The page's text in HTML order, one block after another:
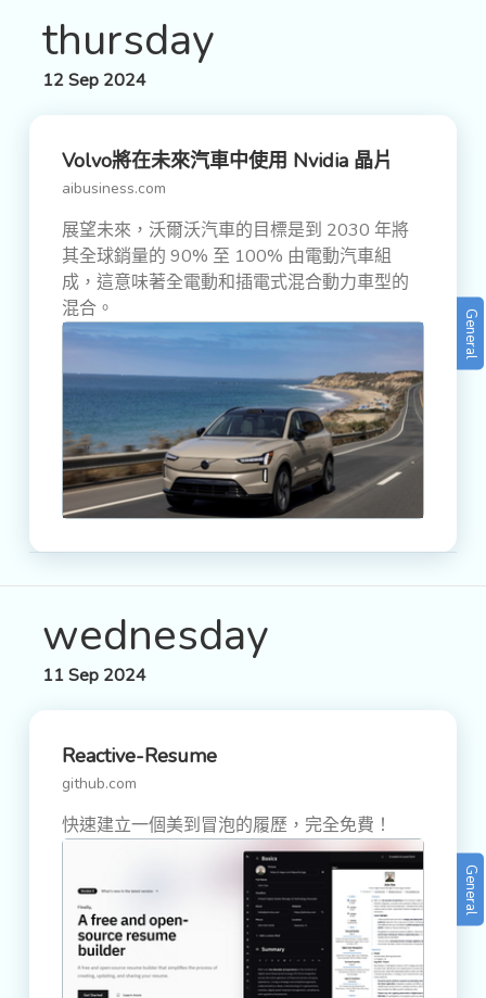
thursday
12 Sep 2024
Volvo將在未來汽車中使用 Nvidia 晶片
aibusiness.com
展望未來，沃爾沃汽車的目標是到 2030 年將
其全球銷量的 90% 至 100% 由電動汽車組
成，這意味著全電動和插電式混合動力車型的
混合。
General
wednesday
11 Sep 2024
Reactive-Resume
github.com
快速建立一個美到冒泡的履歷，完全免費！
General